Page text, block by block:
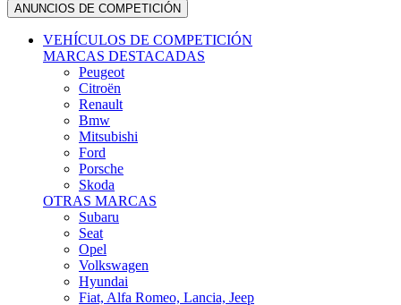
VEHÍCULOS DE COMPETICIÓN
MARCAS DESTACADAS
Peugeot
Citroën
Renault
Bmw
Mitsubishi
Ford
Porsche
Skoda
OTRAS MARCAS
Subaru
Seat
Opel
Volkswagen
Hyundai
Fiat, Alfa Romeo, Lancia, Jeep
Toyota